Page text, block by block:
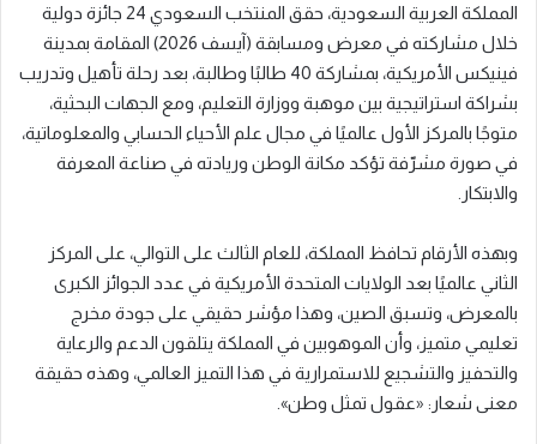
المملكة العربية السعودية، حقق المنتخب السعودي 24 جائزة دولية
خلال مشاركته في معرض ومسابقة (آيسف 2026) المقامة بمدينة
فينيكس الأمريكية، بمشاركة 40 طالبًا وطالبة، بعد رحلة تأهيل وتدريب
بشراكة استراتيجية بين موهبة ووزارة التعليم، ومع الجهات البحثية،
متوجًا بالمركز الأول عالميًا في مجال علم الأحياء الحسابي والمعلوماتية،
في صورة مشرّفة تؤكد مكانة الوطن وريادته في صناعة المعرفة
والابتكار.
وبهذه الأرقام تحافظ المملكة، للعام الثالث على التوالي، على المركز
الثاني عالميًا بعد الولايات المتحدة الأمريكية في عدد الجوائز الكبرى
بالمعرض، وتسبق الصين، وهذا مؤشر حقيقي على جودة مخرج
تعليمي متميز، وأن الموهوبين في المملكة يتلقون الدعم والرعاية
والتحفيز والتشجيع للاستمرارية في هذا التميز العالمي، وهذه حقيقة
معنى شعار: «عقول تمثل وطن».